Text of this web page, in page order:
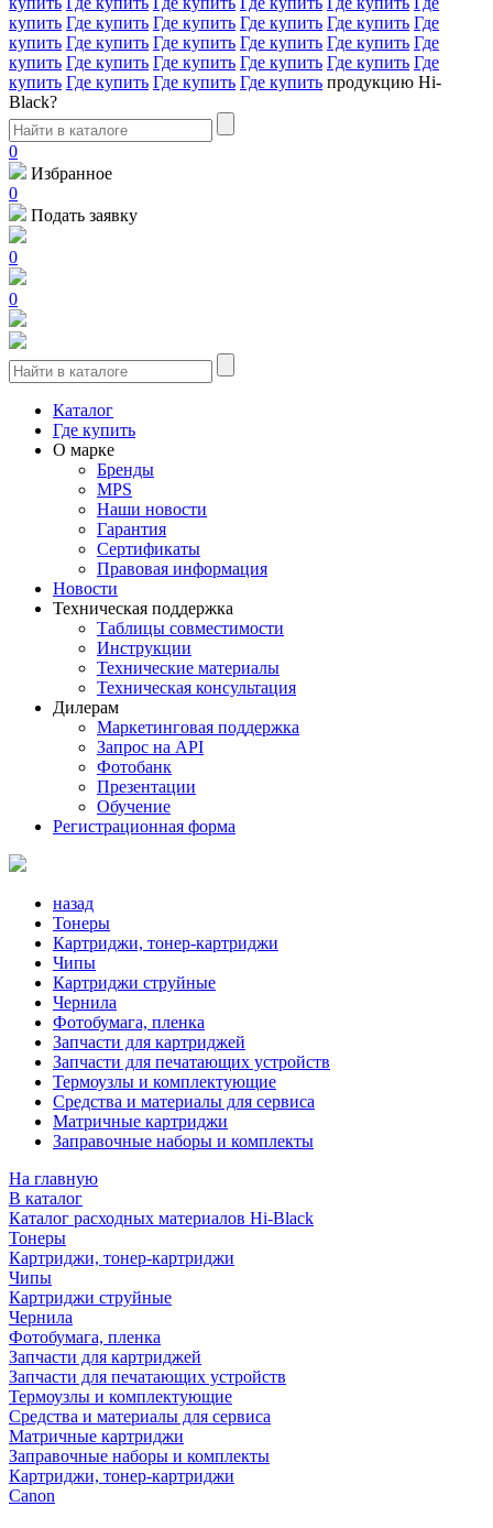
купить Где купить Где купить Где купить Где купить Где
купить Где купить Где купить Где купить Где купить Где
купить Где купить Где купить Где купить Где купить Где
купить Где купить Где купить Где купить продукцию Hi-
Black?
0
Избранное
0
Подать заявку
0
0
Каталог
Где купить
О марке
Бренды
MPS
Наши новости
Гарантия
Сертификаты
Правовая информация
Новости
Техническая поддержка
Таблицы совместимости
Инструкции
Технические материалы
Техническая консультация
Дилерам
Маркетинговая поддержка
Запрос на API
Фотобанк
Презентации
Обучение
Регистрационная форма
назад
Тонеры
Картриджи, тонер-картриджи
Чипы
Картриджи струйные
Чернила
Фотобумага, пленка
Запчасти для картриджей
Запчасти для печатающих устройств
Термоузлы и комплектующие
Средства и материалы для сервиса
Матричные картриджи
Заправочные наборы и комплекты
На главную
В каталог
Каталог расходных материалов Hi-Black
Тонеры
Картриджи, тонер-картриджи
Чипы
Картриджи струйные
Чернила
Фотобумага, пленка
Запчасти для картриджей
Запчасти для печатающих устройств
Термоузлы и комплектующие
Средства и материалы для сервиса
Матричные картриджи
Заправочные наборы и комплекты
Картриджи, тонер-картриджи
Canon